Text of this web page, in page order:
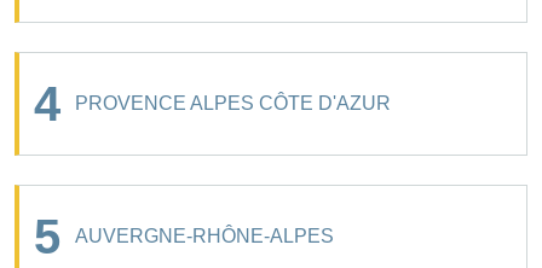
4 PROVENCE ALPES CÔTE D'AZUR
5 AUVERGNE-RHÔNE-ALPES